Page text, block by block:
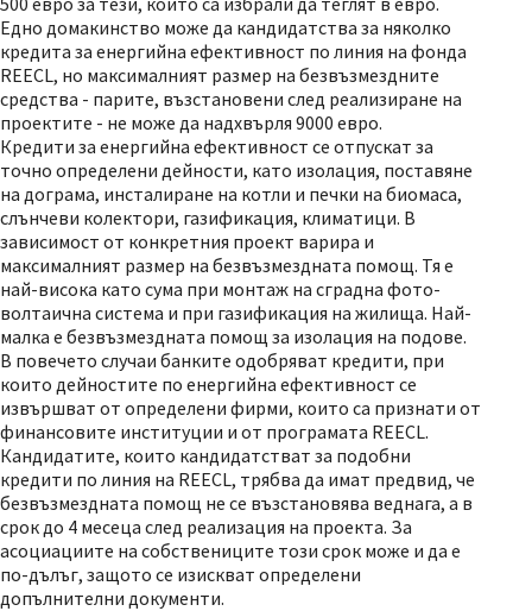
Едно домакинство може да кандидатства за няколко
кредита за енергийна ефективност по линия на фонда
REECL, но максималният размер на безвъзмездните
средства - парите, възстановени след реализиране на
проектите - не може да надхвърля 9000 евро.
Кредити за енергийна ефективност се отпускат за
точно определени дейности, като изолация, поставяне
на дограма, инсталиране на котли и печки на биомаса,
слънчеви колектори, газификация, климатици. В
зависимост от конкретния проект варира и
максималният размер на безвъзмездната помощ. Тя е
най-висока като сума при монтаж на сградна фото-
волтаична система и при газификация на жилища. Най-
малка е безвъзмездната помощ за изолация на подове.
В повечето случаи банките одобряват кредити, при
които дейностите по енергийна ефективност се
извършват от определени фирми, които са признати от
финансовите институции и от програмата REECL.
Кандидатите, които кандидатстват за подобни
кредити по линия на REECL, трябва да имат предвид, че
безвъзмездната помощ не се възстановява веднага, а в
срок до 4 месеца след реализация на проекта. За
асоциациите на собствениците този срок може и да е
по-дълъг, защото се изискват определени
допълнителни документи.